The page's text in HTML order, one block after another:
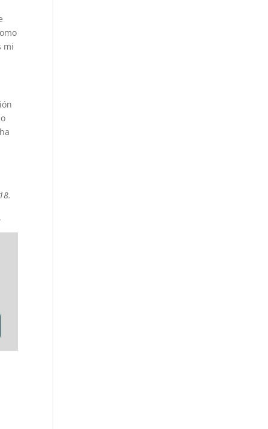
mi
.